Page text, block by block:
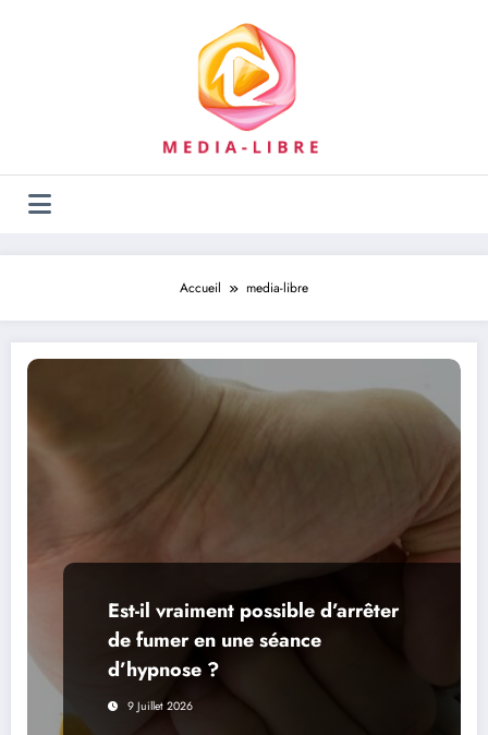
Accueil media-libre
Est-il vraiment possible d’arrêter
de fumer en une séance
d’hypnose ?
9 Juillet 2026